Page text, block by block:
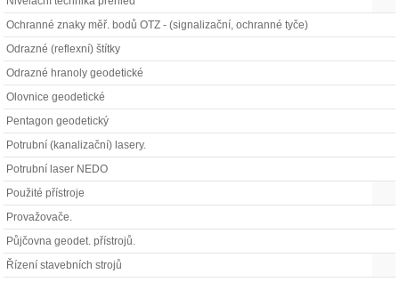
Ochranné znaky měř. bodů OTZ - (signalizační, ochranné tyče)
Odrazné (reflexní) štítky
Odrazné hranoly geodetické
Olovnice geodetické
Pentagon geodetický
Potrubní (kanalizační) lasery.
Potrubní laser NEDO
Použité přístroje
Provažovače.
Půjčovna geodet. přístrojů.
Řízení stavebních strojů